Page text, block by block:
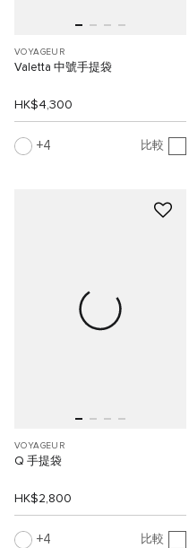
VOYAGEUR
Valetta 中號手提袋
HK$4,300
4 比較
VOYAGEUR
Q 手提袋
HK$2,800
4 比較